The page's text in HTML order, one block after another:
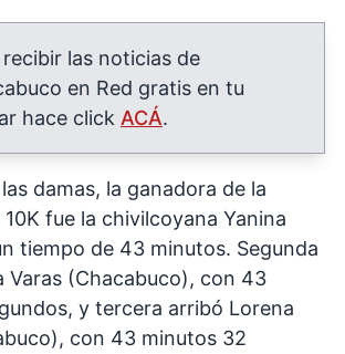
recibir las noticias de
en Red gratis en tu
hace click ACÁ.
damas, la ganadora de la
fue la chivilcoyana Yanina
tiempo de 43 minutos. Segunda
Varas (Chacabuco), con 43
y tercera arribó Lorena
con 43 minutos 32